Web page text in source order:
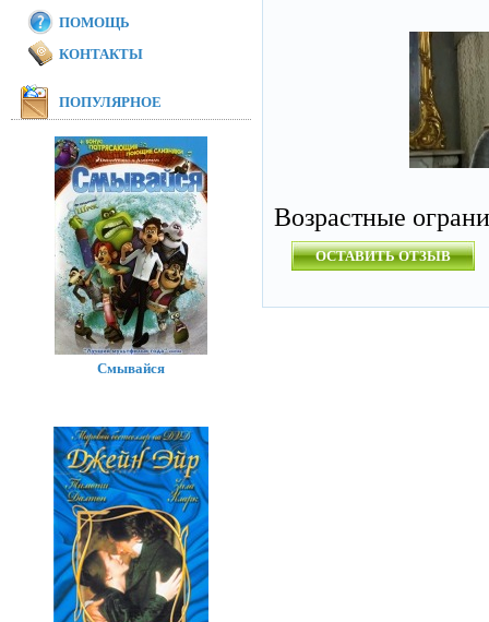
Возрастные
ОСТАВИТЬ ОТЗЫВ
ПОМОЩЬ
КОНТАКТЫ
ПОПУЛЯРНОЕ
Смывайся